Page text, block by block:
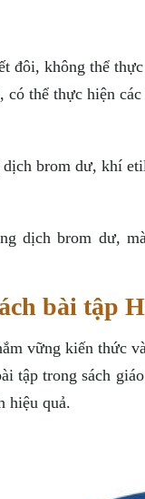
đôi, không thể
thể thực hiện
brom dư, khí
dịch brom dư,
bài tập
vững kiến thức
tập trong sách
hiệu quả.